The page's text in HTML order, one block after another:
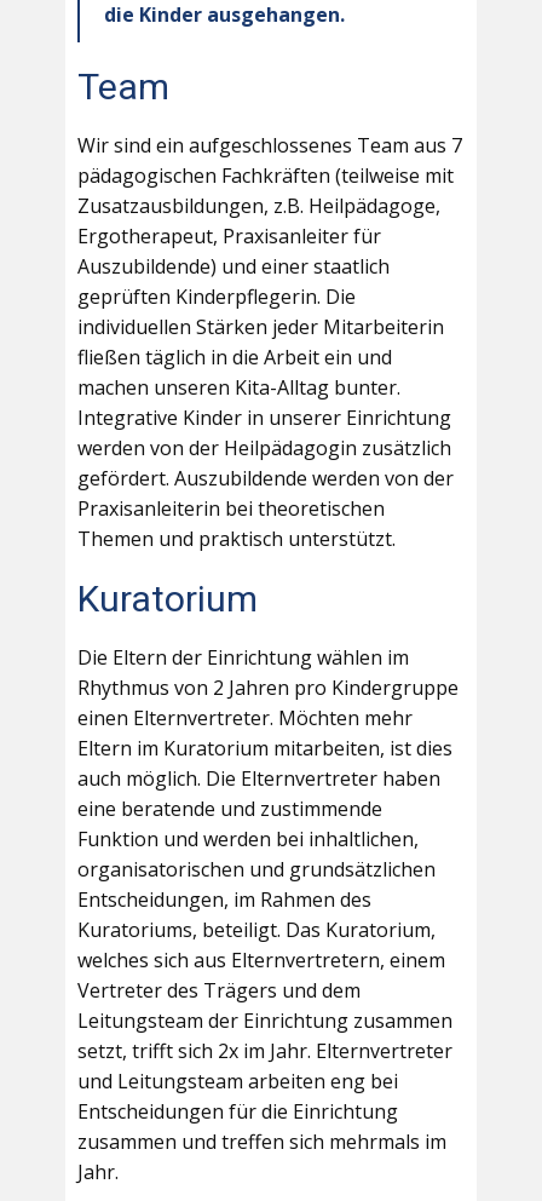
die Kinder ausgehangen.
Team
Wir sind ein aufgeschlossenes Team aus 7
pädagogischen Fachkräften (teilweise mit
Zusatzausbildungen, z.B. Heilpädagoge,
Ergotherapeut, Praxisanleiter für
Auszubildende) und einer staatlich
geprüften Kinderpflegerin. Die
individuellen Stärken jeder Mitarbeiterin
fließen täglich in die Arbeit ein und
machen unseren Kita-Alltag bunter.
Integrative Kinder in unserer Einrichtung
werden von der Heilpädagogin zusätzlich
gefördert. Auszubildende werden von der
Praxisanleiterin bei theoretischen
Themen und praktisch unterstützt.
Kuratorium
Die Eltern der Einrichtung wählen im
Rhythmus von 2 Jahren pro Kindergruppe
einen Elternvertreter. Möchten mehr
Eltern im Kuratorium mitarbeiten, ist dies
auch möglich. Die Elternvertreter haben
eine beratende und zustimmende
Funktion und werden bei inhaltlichen,
organisatorischen und grundsätzlichen
Entscheidungen, im Rahmen des
Kuratoriums, beteiligt. Das Kuratorium,
welches sich aus Elternvertretern, einem
Vertreter des Trägers und dem
Leitungsteam der Einrichtung zusammen
setzt, trifft sich 2x im Jahr. Elternvertreter
und Leitungsteam arbeiten eng bei
Entscheidungen für die Einrichtung
zusammen und treffen sich mehrmals im
Jahr.